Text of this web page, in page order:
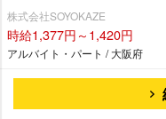
株式会社SOYOKAZE
時給1,377円～1,420円
アルバイト・パート / 大阪府